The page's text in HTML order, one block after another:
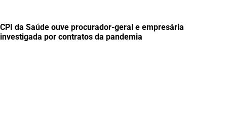
CPI da Saúde ouve procurador-geral e empresária
investigada por contratos da pandemia